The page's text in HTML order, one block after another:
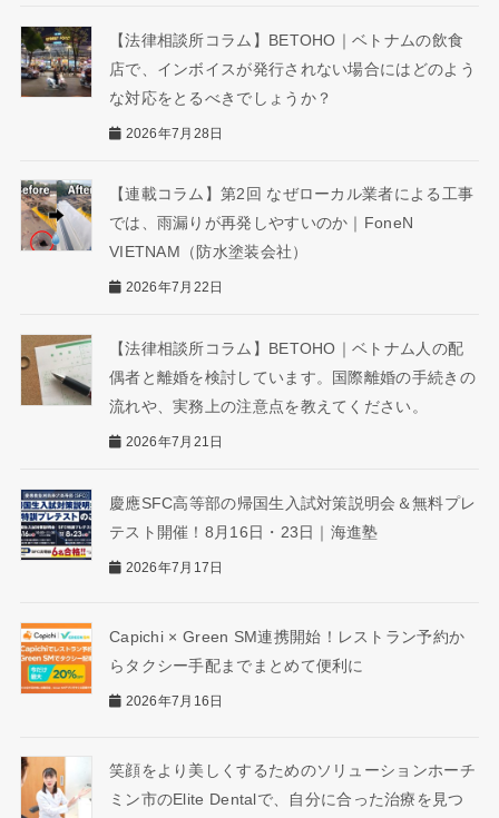
【法律相談所コラム】BETOHO｜ベトナムの飲食
店で、インボイスが発行されない場合にはどのよう
な対応をとるべきでしょうか？
2026年7月28日
【連載コラム】第2回 なぜローカル業者による工事
では、雨漏りが再発しやすいのか｜FoneN
VIETNAM（防水塗装会社）
2026年7月22日
【法律相談所コラム】BETOHO｜ベトナム人の配
偶者と離婚を検討しています。国際離婚の手続きの
流れや、実務上の注意点を教えてください。
2026年7月21日
慶應SFC高等部の帰国生入試対策説明会＆無料プレ
テスト開催！8月16日・23日｜海進塾
2026年7月17日
Capichi × Green SM連携開始！レストラン予約か
らタクシー手配までまとめて便利に
2026年7月16日
笑顔をより美しくするためのソリューションホーチ
ミン市のElite Dentalで、自分に合った治療を見つ